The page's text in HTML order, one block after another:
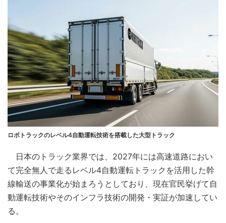
ロボトラックのレベル4自動運転技術を搭載した大型トラック
日本のトラック業界では、2027年には高速道路におい
て完全無人で走るレベル4自動運転トラックを活用した幹
線輸送の事業化が始まろうとしており、現在官民挙げて自
動運転技術やそのインフラ技術の開発・実証が加速してい
る。